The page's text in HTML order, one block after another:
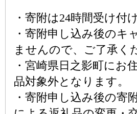
・寄附は24時間受け付
・寄附申し込み後のキ
ませんので、ご了承く
・宮崎県日之影町にお
品対象外となります。
・寄附申し込み後の寄